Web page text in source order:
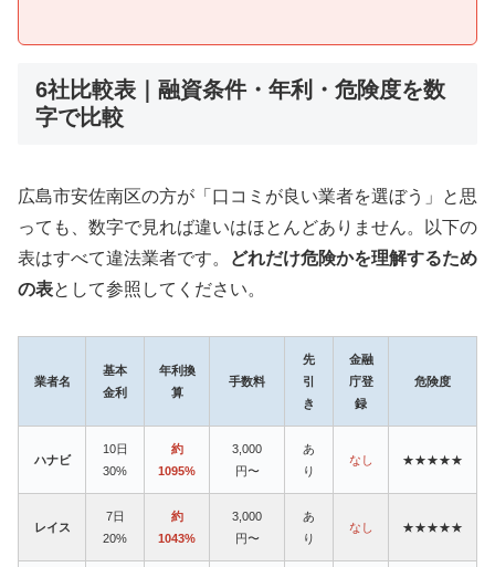
6社比較表｜融資条件・年利・危険度を数
字で比較
広島市安佐南区の方が「口コミが良い業者を選ぼう」と思
っても、数字で見れば違いはほとんどありません。以下の
表はすべて違法業者です。
どれだけ危険かを理解するため
の表として参照してください。
業者名
基本
金利
年利換
算
手数料
先
引
き
金融
庁登
録
危険度
ハナビ
10日
30%
約
1095%
3,000
円〜
あ
り
なし ★★★★★
レイス
7日
20%
約
1043%
3,000
円〜
あ
り
なし ★★★★★